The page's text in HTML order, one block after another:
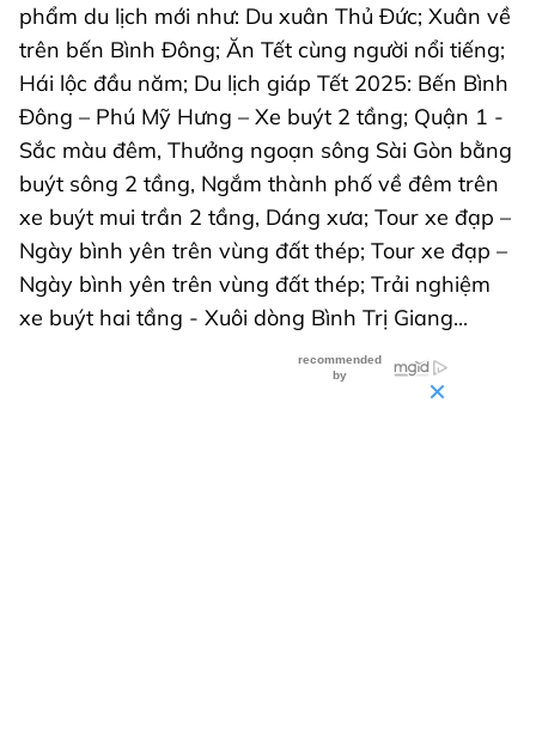
phẩm du lịch mới như: Du xuân Thủ Đức; Xuân về
trên bến Bình Đông; Ăn Tết cùng người nổi tiếng;
Hái lộc đầu năm; Du lịch giáp Tết 2025: Bến Bình
Đông – Phú Mỹ Hưng – Xe buýt 2 tầng; Quận 1 -
Sắc màu đêm, Thưởng ngoạn sông Sài Gòn bằng
buýt sông 2 tầng, Ngắm thành phố về đêm trên
xe buýt mui trần 2 tầng, Dáng xưa; Tour xe đạp –
Ngày bình yên trên vùng đất thép; Tour xe đạp –
Ngày bình yên trên vùng đất thép; Trải nghiệm
xe buýt hai tầng - Xuôi dòng Bình Trị Giang...